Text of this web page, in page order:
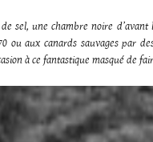
sel, une chambre noire d’avant
ou aux canards sauvages par
à ce fantastique masqué de